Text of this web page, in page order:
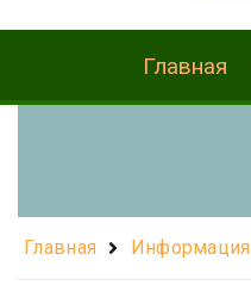
Главная
Главная Информация